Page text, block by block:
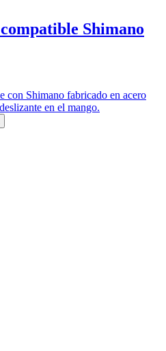
Shimano
con Shimano fabricado en acero
en el mango.